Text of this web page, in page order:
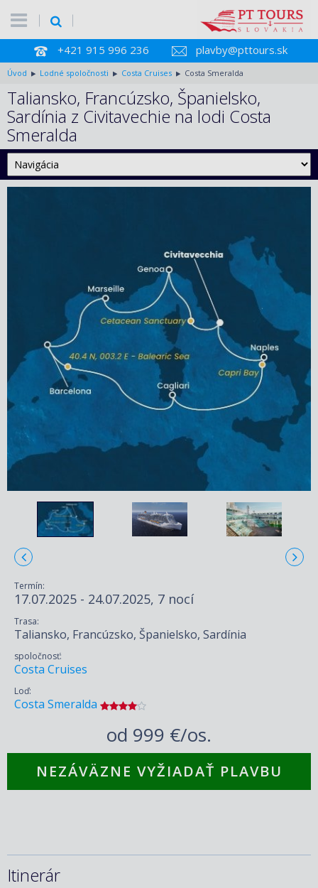
+421 915 996 236 plavby@pttours.sk
Úvod Lodné spoločnosti Costa Cruises Costa Smeralda
Taliansko, Francúzsko, Španielsko,
Sardínia z Civitavechie na lodi Costa
Smeralda
Termín:
17.07.2025 - 24.07.2025, 7 nocí
Trasa:
Taliansko, Francúzsko, Španielsko, Sardínia
spoločnosť:
Costa Cruises
Loď:
Costa Smeralda
od 999 €/os.
NEZÁVÄZNE VYŽIADAŤ PLAVBU
Itinerár